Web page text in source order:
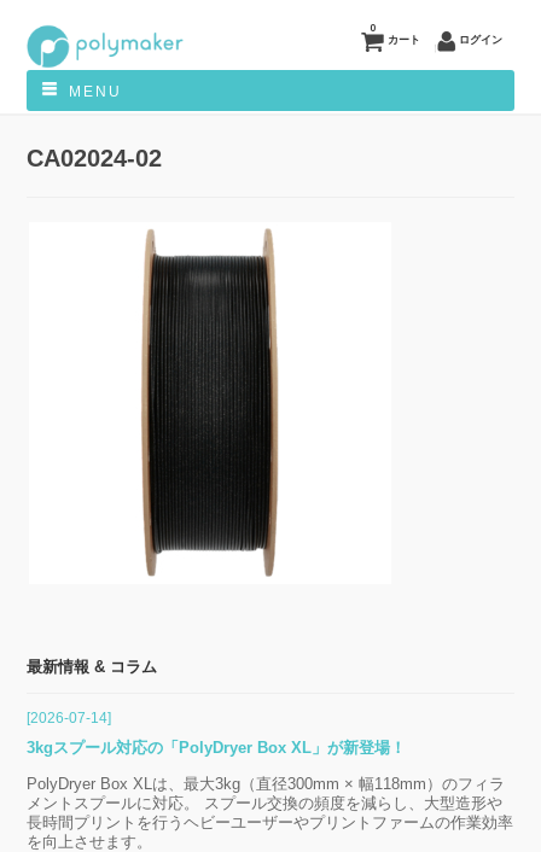
カート
0
ログイン
MENU
CA02024-02
最新情報 & コラム
[2026-07-14]
3kgスプール対応の「PolyDryer Box XL」が新登場！
PolyDryer Box XLは、最大3kg（直径300mm × 幅118mm）のフィラ
メントスプールに対応。 スプール交換の頻度を減らし、大型造形や
長時間プリントを行うヘビーユーザーやプリントファームの作業効率
を向上させます。